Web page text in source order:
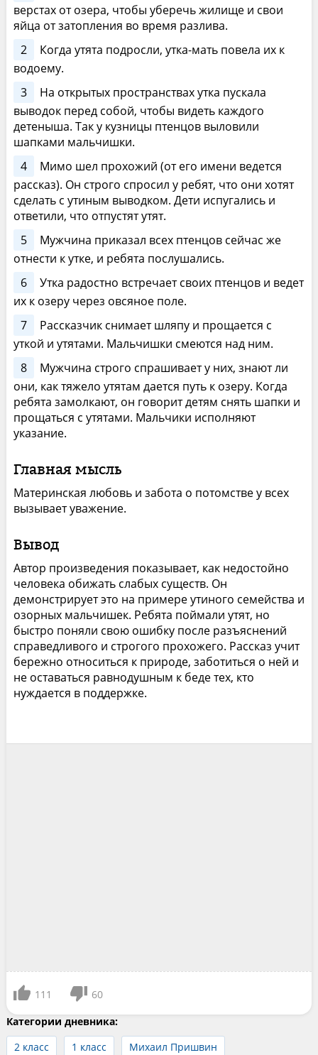
верстах от озера, чтобы уберечь жилище и свои
яйца от затопления во время разлива.
2
Когда утята подросли, утка-мать повела их к
водоему.
3
На открытых пространствах утка пускала
выводок перед собой, чтобы видеть каждого
детеныша. Так у кузницы птенцов выловили
шапками мальчишки.
4
Мимо шел прохожий (от его имени ведется
рассказ). Он строго спросил у ребят, что они хотят
сделать с утиным выводком. Дети испугались и
ответили, что отпустят утят.
5
Мужчина приказал всех птенцов сейчас же
отнести к утке, и ребята послушались.
6
Утка радостно встречает своих птенцов и ведет
их к озеру через овсяное поле.
7
Рассказчик снимает шляпу и прощается с
уткой и утятами. Мальчишки смеются над ним.
8
Мужчина строго спрашивает у них, знают ли
они, как тяжело утятам дается путь к озеру. Когда
ребята замолкают, он говорит детям снять шапки и
прощаться с утятами. Мальчики исполняют
указание.
Главная мысль
Материнская любовь и забота о потомстве у всех
вызывает уважение.
Вывод
Автор произведения показывает, как недостойно
человека обижать слабых существ. Он
демонстрирует это на примере утиного семейства и
озорных мальчишек. Ребята поймали утят, но
быстро поняли свою ошибку после разъяснений
справедливого и строгого прохожего. Рассказ учит
бережно относиться к природе, заботиться о ней и
не оставаться равнодушным к беде тех, кто
нуждается в поддержке.
111
60
Категории дневника:
2 класс
1 класс Михаил Пришвин